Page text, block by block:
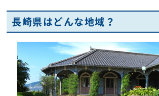
長崎県はどんな地域？